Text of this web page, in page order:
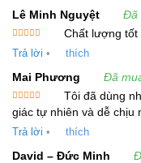
đây là một số lợi
Chữa bệnh
Hương có
về tiêu hóa,
mửa, và tiêu
chứng tiêu
Kháng vi rút
Lê Minh Nguyệt Đã
hạng55
Chất lượng tốt
Trả lời • thích
Mai Phương Đã
Được xếp
hạng 55
sao
Tôi đã dùng
giác tự nhiên và dễ chịu
Trả lời • thích
David – Đức Minh